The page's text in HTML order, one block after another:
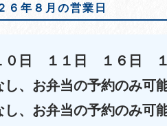
６年８月の営業日
日 １１日 １６日 １
、お弁当の予約のみ可能
、お弁当の予約のみ可能